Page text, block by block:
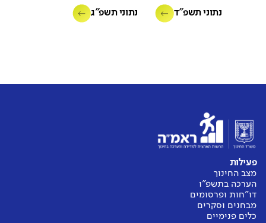
נתוני תשפ"ד נתוני תשפ"ג
פעילות
מצב החינוך
הערכה בתשפ"ו
דו"חות ופרסומים
מבחנים וסקרים
כלים פנימיים